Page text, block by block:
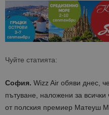
Чуйте статията:
София. Wizz Air обяви днес,
пътуване, наложени за
от полския премиер Матеуш